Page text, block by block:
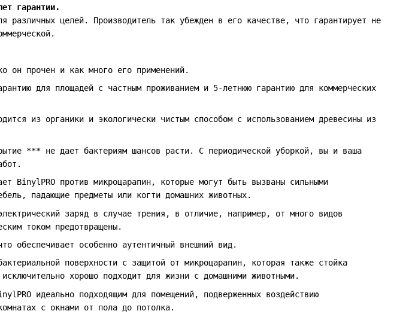
гарантии.
различных целей. Производитель так убежден в его качестве, что гарантирует не
он прочен и как много его применений.
для площадей с частным проживанием и 5-летнюю гарантию для коммерческих
из органики и экологически чистым способом с использованием древесины из
*** не дает бактериям шансов расти. С периодической уборкой, вы и ваша
BinylPRO против микроцарапин, которые могут быть вызваны сильными
падающие предметы или когти домашних животных.
заряд в случае трения, в отличие, например, от много видов
током предотвращены.
обеспечивает особенно аутентичный внешний вид.
поверхности с защитой от микроцарапин, которая также стойка
хорошо подходит для жизни с домашними животными.
идеально подходящим для помещений, подверженных воздействию
с окнами от пола до потолка.